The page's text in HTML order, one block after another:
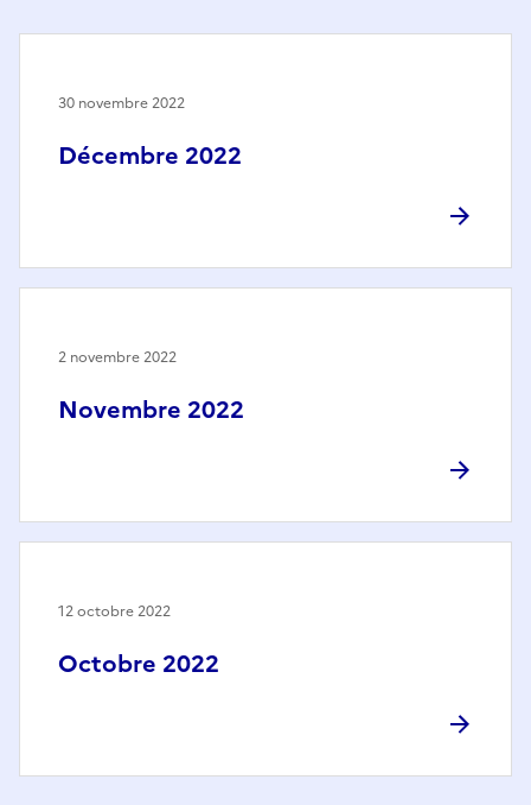
Décembre 2022
30 novembre 2022
Novembre 2022
2 novembre 2022
Octobre 2022
12 octobre 2022